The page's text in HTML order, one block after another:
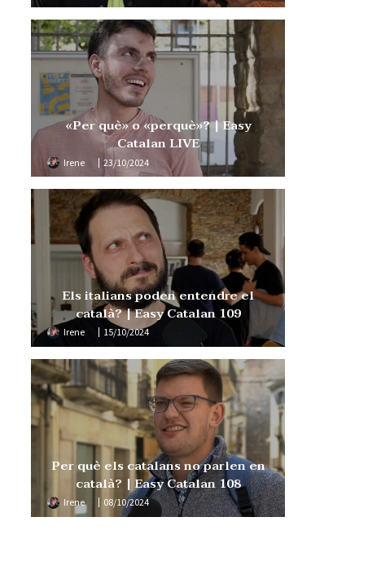
«Per què» o «perquè»? | Easy
Catalan LIVE
Irene 23/10/2024
Els italians poden entendre el
català? | Easy Catalan 109
Irene 15/10/2024
Per què els catalans no parlen en
català? | Easy Catalan 108
Irene 08/10/2024